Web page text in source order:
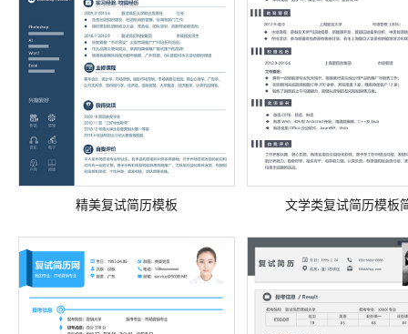
精美复试简历模板 文学类复试简历模板